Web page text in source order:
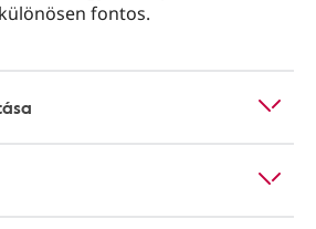
fontos.